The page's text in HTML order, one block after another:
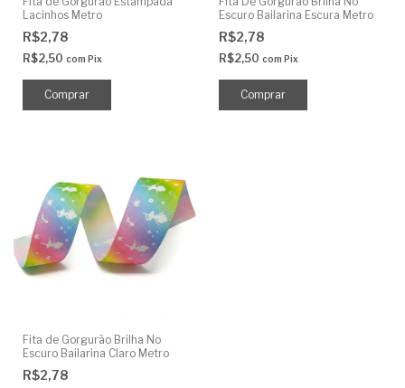
Lacinhos Metro
R$2,78
R$2,50 com Pix
Escuro Bailarina Escura Metro
R$2,78
R$2,50 com Pix
Fita de Gorgurão Brilha No
Escuro Bailarina Claro Metro
R$2,78